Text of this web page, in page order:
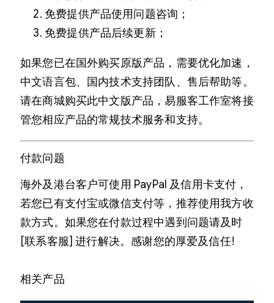
免费提供产品使用问题咨询；
免费提供产品后续更新；
如果您已在国外购买原版产品，需要优化加速，
中文语言包、国内技术支持团队、售后帮助等。
请在商城购买此中文版产品，易服客工作室将接
管您相应产品的常规技术服务和支持。
付款问题
海外及港台客户可使用 PayPal 及信用卡支付，
若您已有支付宝或微信支付等，推荐使用我方收
款方式。如果您在付款过程中遇到问题请及时
[联系客服] 进行解决。感谢您的厚爱及信任!
相关产品